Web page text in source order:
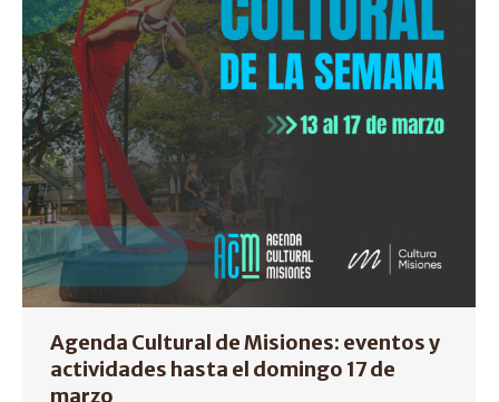
Agenda Cultural de Misiones: eventos y
actividades hasta el domingo 17 de
marzo